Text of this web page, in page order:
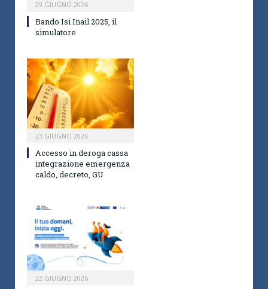
29 GIUGNO 2026
Bando Isi Inail 2025, il
simulatore
23 GIUGNO 2026
Accesso in deroga cassa
integrazione emergenza
caldo, decreto, GU
22 GIUGNO 2026